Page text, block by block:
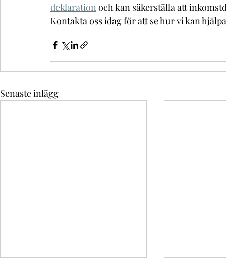
deklaration och kan säkerställa att
Kontakta oss idag för att se hur vi kan
Senaste inlägg